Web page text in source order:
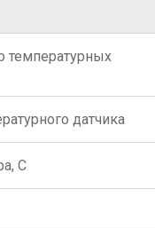
температурных
датчика
С